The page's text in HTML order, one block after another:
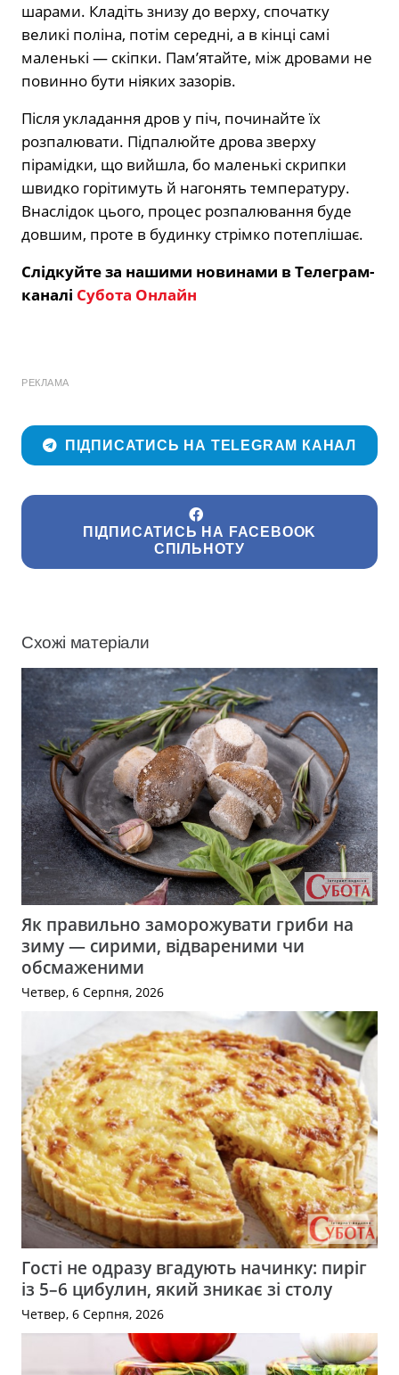
шарами. Кладіть знизу до верху, спочатку
великі поліна, потім середні, а в кінці самі
маленькі — скіпки. Пам’ятайте, між дровами не
повинно бути ніяких зазорів.
Після укладання дров у піч, починайте їх
розпалювати. Підпалюйте дрова зверху
пірамідки, що вийшла, бо маленькі скрипки
швидко горітимуть й нагонять температуру.
Внаслідок цього, процес розпалювання буде
довшим, проте в будинку стрімко потеплішає.
Слідкуйте за нашими новинами в Телеграм-
каналі Субота Онлайн
РЕКЛАМА
ПІДПИСАТИСЬ НА TELEGRAM КАНАЛ
ПІДПИСАТИСЬ НА FACEBOOK
СПІЛЬНОТУ
Схожі матеріали
Як правильно заморожувати гриби на
зиму — сирими, відвареними чи
обсмаженими
Четвер, 6 Серпня, 2026
Гості не одразу вгадують начинку: пиріг
із 5–6 цибулин, який зникає зі столу
Четвер, 6 Серпня, 2026